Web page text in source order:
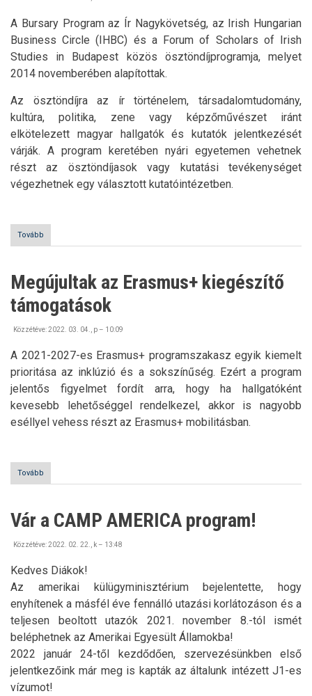
A Bursary Program az Ír Nagykövetség, az Irish Hungarian
Business Circle (IHBC) és a Forum of Scholars of Irish
Studies in Budapest közös ösztöndíjprogramja, melyet
2014 novemberében alapítottak.
Az ösztöndíjra az ír történelem, társadalomtudomány,
kultúra, politika, zene vagy képzőművészet iránt
elkötelezett magyar hallgatók és kutatók jelentkezését
várják. A program keretében nyári egyetemen vehetnek
részt az ösztöndíjasok vagy kutatási tevékenységet
végezhetnek egy választott kutatóintézetben.
Tovább
Egyetem
lehetőség
Írországban)
Megújultak az Erasmus+ kiegészítő
támogatások
Közzétéve:2022. 03. 04., p – 10:09
A 2021-2027-es Erasmus+ programszakasz egyik kiemelt
prioritása az inklúzió és a sokszínűség. Ezért a program
jelentős figyelmet fordít arra, hogy ha hallgatóként
kevesebb lehetőséggel rendelkezel, akkor is nagyobb
eséllyel vehess részt az Erasmus+ mobilitásban.
Tovább
az
támogatások)
Vár a CAMP AMERICA program!
Közzétéve:2022. 02. 22., k – 13:48
Kedves Diákok!
Az amerikai külügyminisztérium bejelentette, hogy
enyhítenek a másfél éve fennálló utazási korlátozáson és a
teljesen beoltott utazók 2021. november 8.-tól ismét
beléphetnek az Amerikai Egyesült Államokba!
2022 január 24-től kezdődően, szervezésünkben első
jelentkezőink már meg is kapták az általunk intézett J1-es
vízumot!